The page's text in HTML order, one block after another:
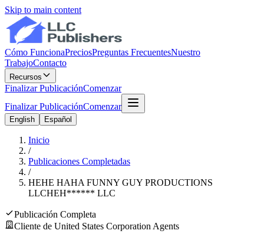
Skip to main content
Cómo FuncionaPreciosPreguntas FrecuentesNuestro
TrabajoContacto
Recursos
Finalizar PublicaciónComenzar
Finalizar PublicaciónComenzar
English Español
Inicio
/
Publicaciones Completadas
/
HEHE HAHA FUNNY GUY PRODUCTIONS
LLCHEH****** LLC
Publicación Completa
Cliente de United States Corporation Agents